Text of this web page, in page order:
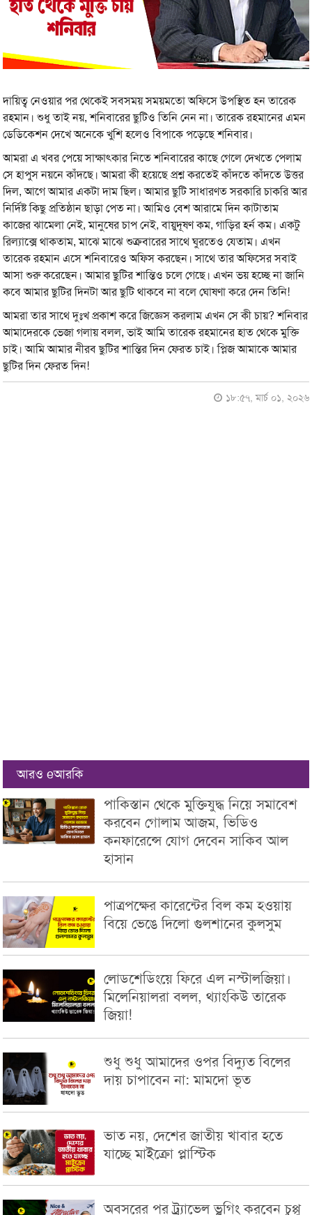
দায়িত্ব নেওয়ার পর থেকেই সবসময় সময়মতো অফিসে উপস্থিত হন তারেক
রহমান। শুধু তাই নয়, শনিবারের ছুটিও তিনি নেন না। তারেক রহমানের এমন
ডেডিকেশন দেখে অনেকে খুশি হলেও বিপাকে পড়েছে শনিবার।
আমরা এ খবর পেয়ে সাক্ষাৎকার নিতে শনিবারের কাছে গেলে দেখতে পেলাম
সে হাপুস নয়নে কাঁদছে। আমরা কী হয়েছে প্রশ্ন করতেই কাঁদতে কাঁদতে উত্তর
দিল, আগে আমার একটা দাম ছিল। আমার ছুটি সাধারণত সরকারি চাকরি আর
নির্দিষ্ট কিছু প্রতিষ্ঠান ছাড়া পেত না। আমিও বেশ আরামে দিন কাটাতাম
কাজের ঝামেলা নেই, মানুষের চাপ নেই, বায়ুদূষণ কম, গাড়ির হর্ন কম। একটু
রিল্যাক্সে থাকতাম, মাঝে মাঝে শুক্রবারের সাথে ঘুরতেও যেতাম। এখন
তারেক রহমান এসে শনিবারেও অফিস করছেন। সাথে তার অফিসের সবাই
আসা শুরু করেছেন। আমার ছুটির শান্তিও চলে গেছে। এখন ভয় হচ্ছে না জানি
কবে আমার ছুটির দিনটা আর ছুটি থাকবে না বলে ঘোষণা করে দেন তিনি!
আমরা তার সাথে দুঃখ প্রকাশ করে জিজ্ঞেস করলাম এখন সে কী চায়? শনিবার
আমাদেরকে ভেজা গলায় বলল, ভাই আমি তারেক রহমানের হাত থেকে মুক্তি
চাই। আমি আমার নীরব ছুটির শান্তির দিন ফেরত চাই। প্লিজ আমাকে আমার
ছুটির দিন ফেরত দিন!
১৮:৫৭, মার্চ ০১, ২০২৬
আরও eআরকি
পাকিস্তান থেকে মুক্তিযুদ্ধ নিয়ে সমাবেশ
করবেন গোলাম আজম, ভিডিও
কনফারেন্সে যোগ দেবেন সাকিব আল
হাসান
পাত্রপক্ষের কারেন্টের বিল কম হওয়ায়
বিয়ে ভেঙে দিলো গুলশানের কুলসুম
লোডশেডিংয়ে ফিরে এল নস্টালজিয়া।
মিলেনিয়ালরা বলল, থ্যাংকিউ তারেক
জিয়া!
শুধু শুধু আমাদের ওপর বিদ্যুত বিলের
দায় চাপাবেন না: মামদো ভূত
ভাত নয়, দেশের জাতীয় খাবার হতে
যাচ্ছে মাইক্রো প্লাস্টিক
অবসরের পর ট্র্যাভেল ভ্লগিং করবেন চুপ্পু